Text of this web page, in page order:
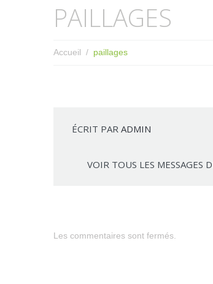
PAILLAGES
Accueil paillages
ÉCRIT PAR ADMIN
VOIR TOUS LES MESSAGES
Les commentaires sont fermés.